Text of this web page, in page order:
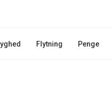
Flytning Penge